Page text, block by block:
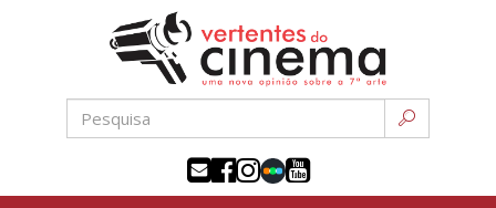
conteúdo
sétima